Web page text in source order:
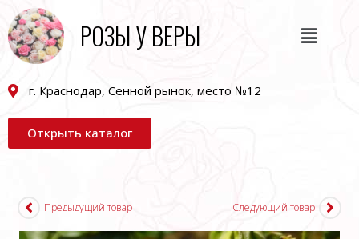
РОЗЫ У ВЕРЫ
г. Краснодар, Сенной рынок, место №12
Открыть каталог
Предыдущий товар Следующий товар